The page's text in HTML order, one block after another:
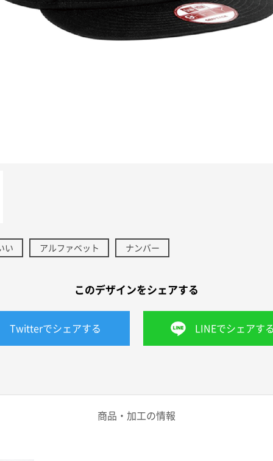
い アルファベット ナンバー
このデザインをシェアする
Twitterでシェアする LINEでシェアす
商品・加工の情報